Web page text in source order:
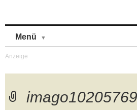
Menü